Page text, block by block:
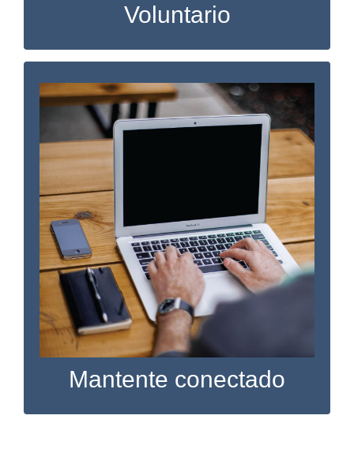
Voluntario
Mantente conectado
Sea el primero en saberlo
Únase a nuestro boletín mensual del
Distrito para obtener información sobre los
próximos eventos y clases y mantenerse al
día sobre lo que estamos haciendo en la
comunidad.
SUSCRÍBASE A NUESTRO BOLETÍN
SÍGUENOS EN FACEBOOK